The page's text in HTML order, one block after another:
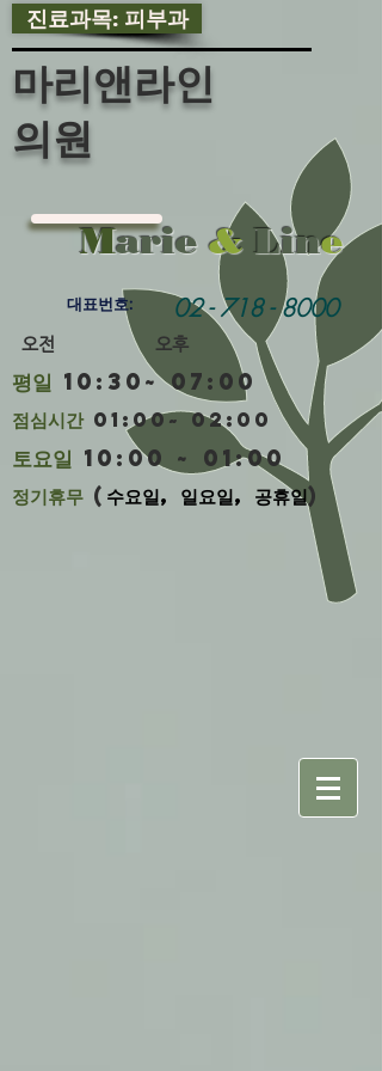
진료과목: 피부과
마리앤라인
의원
Marie&Line
대표번호: 02 - 718 - 8000
​ 오전 오후
평일 10:30~ 07:00
​점심시간01:00~ 02:00
토요일 10:00 ~ 01:00
정기휴무 ( 수요일, 일요일, 공휴일)